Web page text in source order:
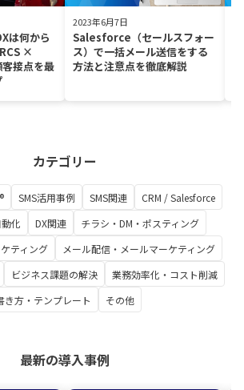
は何から
×
接点を最
2023年6月7日
Salesforce（セールスフォー
ス）で一括メール送信をする
方法と注意点を徹底解説
カテゴリー
SMS活用事例 SMS関連
CRM / Salesforce
化
DX関連
チラシ・DM・ポスティング
ティング
メール配信・メールマーケティング
ビジネス課題の解決
業務効率化・コスト削減
き方・テンプレート
その他
最新の導入事例